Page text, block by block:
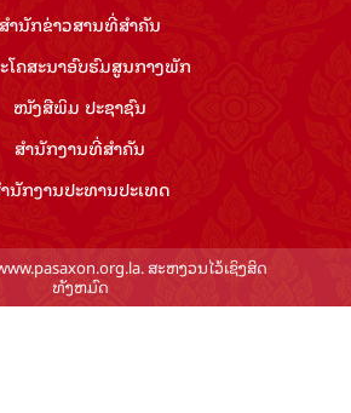
ສຳ​ນັກ​ຂ່າວ​ສານ​ທີ່​ສຳ​ຄັນ​
ໂຄສະນາອົບຮົມ​ສູນ​ກາງ​ພັກ
ໜັງສືພິມ ປະ​ຊາ​ຊົນ
ສຳ​ນັກ​ງານ​ທີ່​ສຳ​ຄັນ
ນັກ​ງານ​ປະ​ທານ​ປະ​ເທດ
ສະຫງວນໄວ້ເຊິງສິດ
ທັງຫມົດ